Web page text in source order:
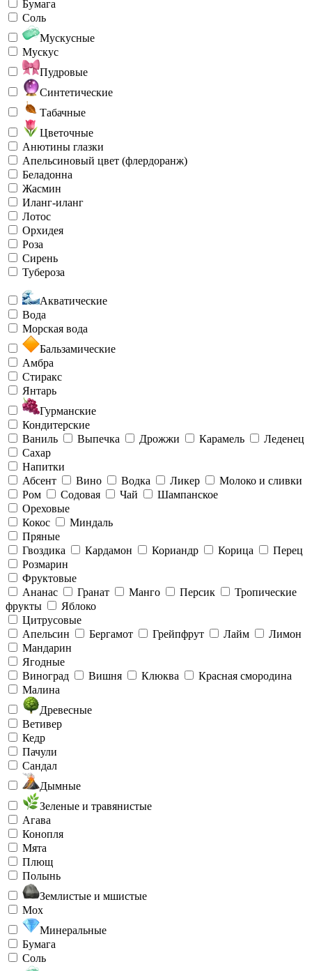
Бумага
Соль
Мускусные
Мускус
Пудровые
Синтетические
Табачные
Цветочные
Анютины глазки
Апельсиновый цвет (флердоранж)
Беладонна
Жасмин
Иланг-иланг
Лотос
Орхидея
Роза
Сирень
Тубероза
Акватические
Вода
Морская вода
Бальзамические
Амбра
Стиракс
Янтарь
Гурманские
Кондитерские
Ваниль
Выпечка Дрожжи Карамель
Леденец
Сахар
Напитки
Абсент
Вино Водка Ликер
Молоко и сливки
Ром
Содовая Чай
Шампанское
Ореховые
Кокос
Миндаль
Пряные
Гвоздика
Кардамон Кориандр Корица
Перец
Розмарин
Фруктовые
Ананас
Гранат Манго Персик
Тропические
фрукты
Яблоко
Цитрусовые
Апельсин
Бергамот Грейпфрут Лайм
Лимон
Мандарин
Ягодные
Виноград
Вишня Клюква
Красная смородина
Малина
Древесные
Ветивер
Кедр
Пачули
Сандал
Дымные
Зеленые и травянистые
Агава
Конопля
Мята
Плющ
Полынь
Землистые и мшистые
Мох
Минеральные
Бумага
Соль